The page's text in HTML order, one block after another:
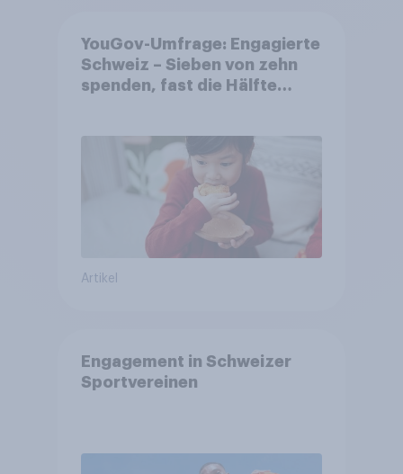
YouGov-Umfrage: Engagierte
Schweiz – Sieben von zehn
spenden, fast die Hälfte
Artikel
Engagement in Schweizer
Sportvereinen